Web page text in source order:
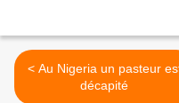
< Au Nigeria un pasteur est
décapité